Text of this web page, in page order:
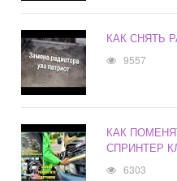
КАК СНЯТЬ
9557
КАК
СПРИНТЕР
6303